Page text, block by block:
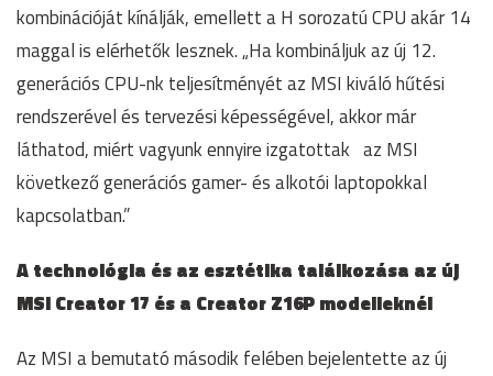
kombinációját kínálják, emellett a H sorozatú CPU akár 14
maggal is elérhetők lesznek. „Ha kombináljuk az új 12.
generációs CPU-nk teljesítményét az MSI kiváló hűtési
rendszerével és tervezési képességével, akkor már
láthatod, miért vagyunk ennyire izgatottak az MSI
következő generációs gamer- és alkotói laptopokkal
kapcsolatban.”
A technológia és az esztétika találkozása az új
MSI Creator 17 és a Creator Z16P modelleknél
Az MSI a bemutató második felében bejelentette az új